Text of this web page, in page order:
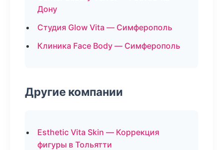
Дону
Студия Glow Vita — Симферополь
Клиника Face Body — Симферополь
Другие компании
Esthetic Vita Skin — Коррекция
фигуры в Тольятти